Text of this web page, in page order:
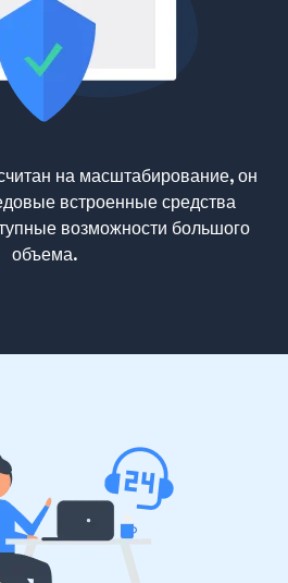
на масштабирование, он
встроенные средства
возможности большого
объема.